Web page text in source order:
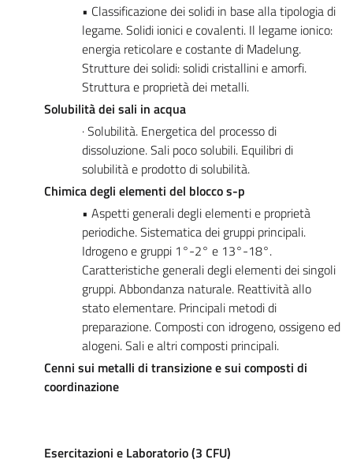
• Classificazione dei solidi in base alla tipologia di
legame. Solidi ionici e covalenti. Il legame ionico:
energia reticolare e costante di Madelung.
Strutture dei solidi: solidi cristallini e amorfi.
Struttura e proprietà dei metalli.
Solubilità dei sali in acqua
· Solubilità. Energetica del processo di
dissoluzione. Sali poco solubili. Equilibri di
solubilità e prodotto di solubilità.
Chimica degli elementi del blocco s-p
• Aspetti generali degli elementi e proprietà
periodiche. Sistematica dei gruppi principali.
Idrogeno e gruppi 1°-2° e 13°-18°.
Caratteristiche generali degli elementi dei singoli
gruppi. Abbondanza naturale. Reattività allo
stato elementare. Principali metodi di
preparazione. Composti con idrogeno, ossigeno ed
alogeni. Sali e altri composti principali.
Cenni sui metalli di transizione e sui composti di
coordinazione
Esercitazioni e Laboratorio (3 CFU)